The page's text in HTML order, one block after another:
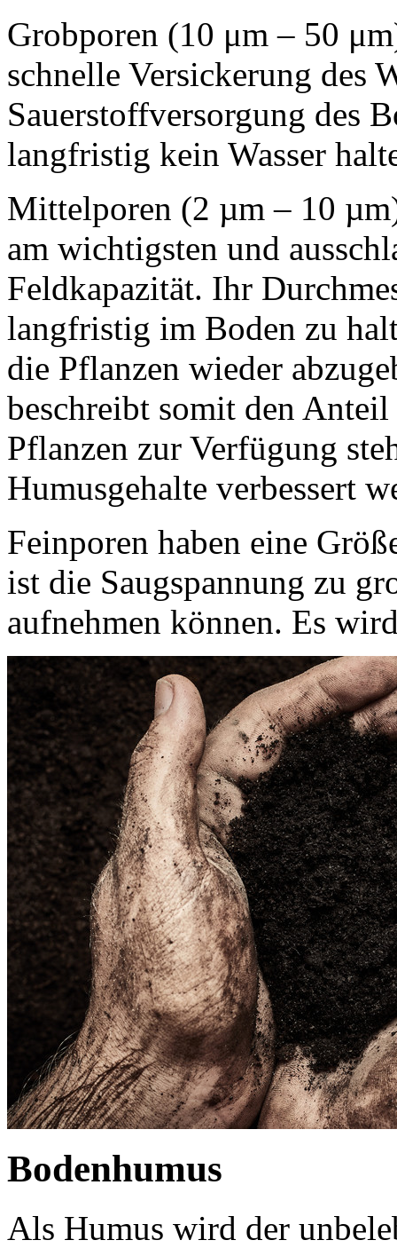
Grobporen (10 μm – 50
schnelle Versickerung des
Sauerstoffversorgung des
langfristig kein Wasser
Mittelporen (2 µm – 10
am wichtigsten und
Feldkapazität. Ihr
langfristig im Boden zu
die Pflanzen wieder
beschreibt somit den
Pflanzen zur Verfügung
Humusgehalte verbessert
Feinporen haben eine
ist die Saugspannung zu
aufnehmen können. Es
Bodenhumus
Als Humus wird der